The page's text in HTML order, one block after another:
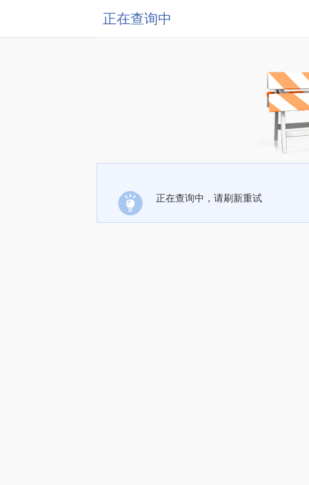
正在查询中
正在查询中，请刷新重试